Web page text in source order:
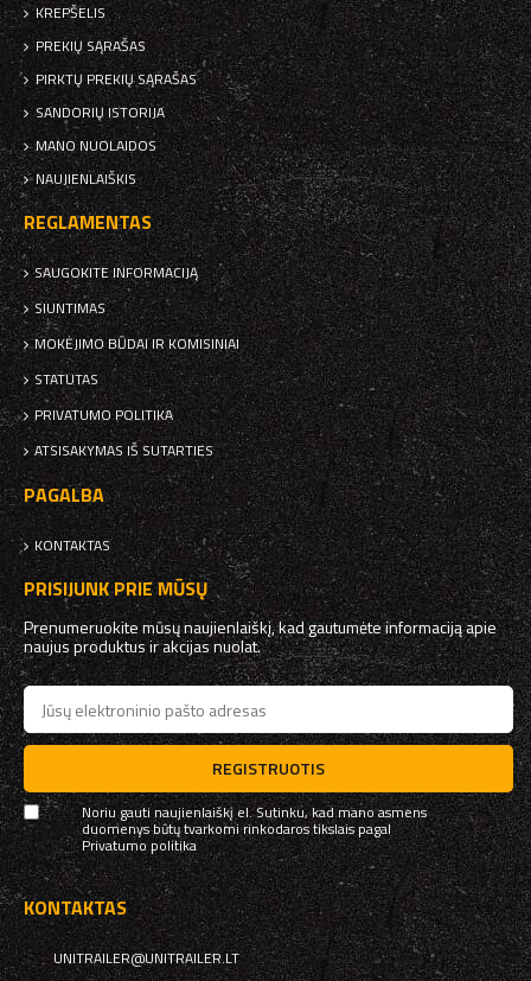
KREPŠELIS
PREKIŲ SĄRAŠAS
PIRKTŲ PREKIŲ SĄRAŠAS
SANDORIŲ ISTORIJA
MANO NUOLAIDOS
NAUJIENLAIŠKIS
REGLAMENTAS
SAUGOKITE INFORMACIJĄ
SIUNTIMAS
MOKĖJIMO BŪDAI IR KOMISINIAI
STATUTAS
PRIVATUMO POLITIKA
ATSISAKYMAS IŠ SUTARTIES
PAGALBA
KONTAKTAS
PRISIJUNK PRIE MŪSŲ
Prenumeruokite mūsų naujienlaiškį, kad gautumėte informaciją apie
naujus produktus ir akcijas nuolat.
REGISTRUOTIS
Noriu gauti naujienlaiškį el. Sutinku, kad mano asmens
duomenys būtų tvarkomi rinkodaros tikslais pagal
Privatumo politika
KONTAKTAS
UNITRAILER@UNITRAILER.LT